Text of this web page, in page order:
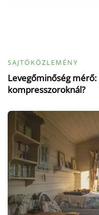
SAJTÓKÖZLEMÉNY
Levegőminőség
kompresszoroknál?